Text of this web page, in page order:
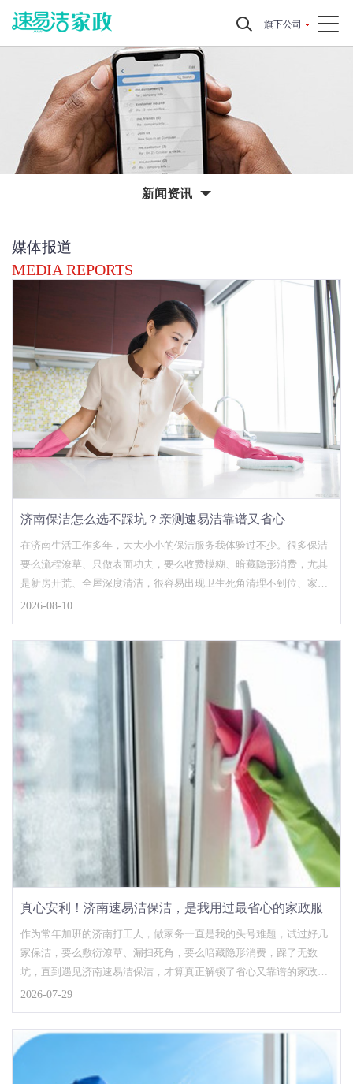
旗下公司
新闻资讯
媒体报道
MEDIA REPORTS
济南保洁怎么选不踩坑？亲测速易洁靠谱又省心
在济南生活工作多年，大大小小的保洁服务我体验过不少。很多保洁
要么流程潦草、只做表面功夫，要么收费模糊、暗藏隐形消费，尤其
是新房开荒、全屋深度清洁，很容易出现卫生死角清理不到位、家具
被划伤等问题。对比多...
2026-08-10
真心安利！济南速易洁保洁，是我用过最省心的家政服
务
作为常年加班的济南打工人，做家务一直是我的头号难题，试过好几
家保洁，要么敷衍潦草、漏扫死角，要么暗藏隐形消费，踩了无数
坑，直到遇见济南速易洁保洁，才算真正解锁了省心又靠谱的家政服
务，真心想给泉城街坊们...
2026-07-29